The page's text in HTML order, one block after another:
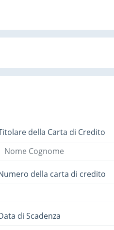
della Carta di Credito
della carta di credito
di Scadenza